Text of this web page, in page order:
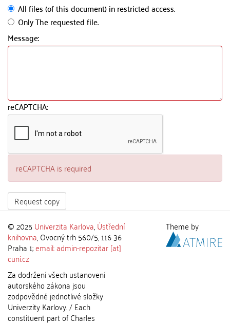
All files (of this document) in restricted access.
Only The requested file.
Message:
reCAPTCHA:
reCAPTCHA is required
Request copy
© 2025 Univerzita Karlova,Ústřední
knihovna, Ovocný trh 560/5, 116 36
Praha 1;email: admin-repozitar [at]
cuni.cz
Za dodržení všech ustanovení
autorského zákona jsou
zodpovědné jednotlivé složky
Univerzity Karlovy. / Each
constituent part of Charles
Theme by